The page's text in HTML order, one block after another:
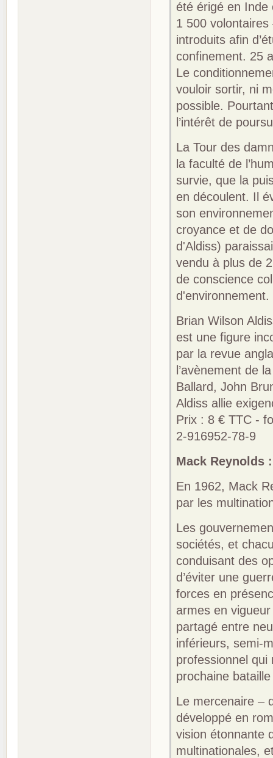
été érigé en Inde
1 500
introduits afin
confinement. 25
Le
vouloir sortir, ni
possible.
l’intérêt de
La Tour des
la faculté de
survie, que la
en découlent. Il
son
croyance et de
d'Aldiss)
vendu à plus de
de conscience
d'environnement.
Brian Wilson
est une figure
par la revue
l’avènement de
Ballard, John
Aldiss allie
Prix : 8 € TTC -
2-916952-78-9
Mack Reynolds
En 1962, Mack
par les
Les
sociétés, et
conduisant des
d’éviter une
forces en
armes en
partagé entre
inférieurs, semi-
professionnel
prochaine
Le mercenaire –
développé en
vision étonnante
multinationales,